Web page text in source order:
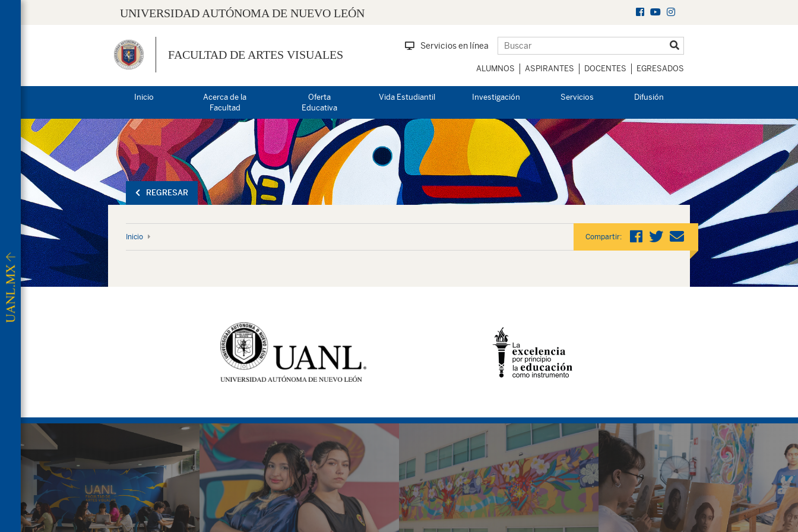
UNIVERSIDAD AUTÓNOMA DE NUEVO LEÓN
FACULTAD DE ARTES VISUALES
Servicios en línea
ALUMNOS ASPIRANTES DOCENTES EGRESADOS
Inicio
Acerca de la
Facultad
Oferta
Educativa
Vida Estudiantil Investigación Servicios Difusión
REGRESAR
Inicio Compartir: